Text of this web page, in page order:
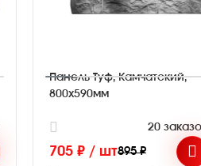
Панель Туф, Камчатский,
800х590мм
20
705 ₽ / шт895 ₽